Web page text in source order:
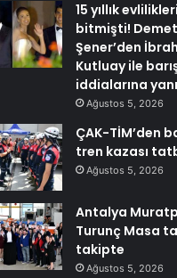
15 yıllık
bitmişti! Demet
Şener’den
Kutluay ile
iddialarına
Ağustos 5, 2026
ÇAK-TİM’den
tren kazası
Ağustos 5, 2026
Antalya
Turunç Masa
takipte
Ağustos 5, 2026